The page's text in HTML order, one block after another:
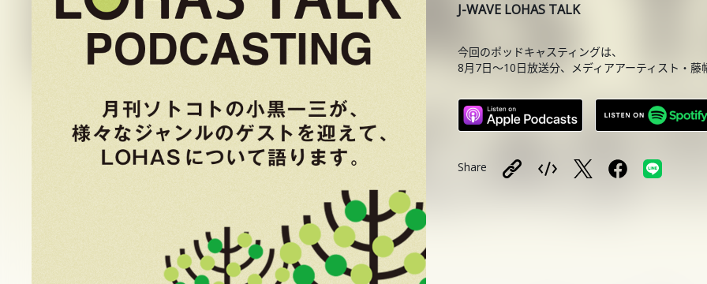
J-WAVE LOHAS TALK
今回のポッドキャスティングは、
8月7日〜10日放送分、メディアアーティスト・藤
Share